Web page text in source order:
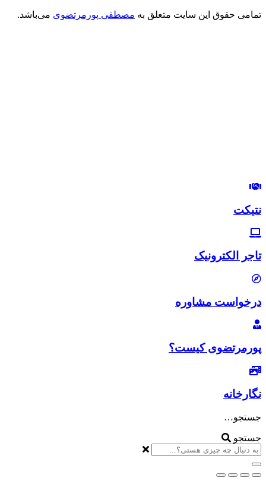
تمامی حقوق این سایت متعلق به مصطفی پورمرتضوی می‌باشد.
نتیکت
تاجر الکترونیک
درخواست مشاوره
پورمرتضوی کیست؟
نگارخانه
جستجو…
جستجو